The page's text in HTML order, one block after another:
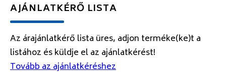
AJÁNLATKÉRŐ LISTA
Az árajánlatkérő lista üres, adjon terméke(ke)t a
listához és küldje el az ajánlatkérést!
Tovább az ajánlatkéréshez